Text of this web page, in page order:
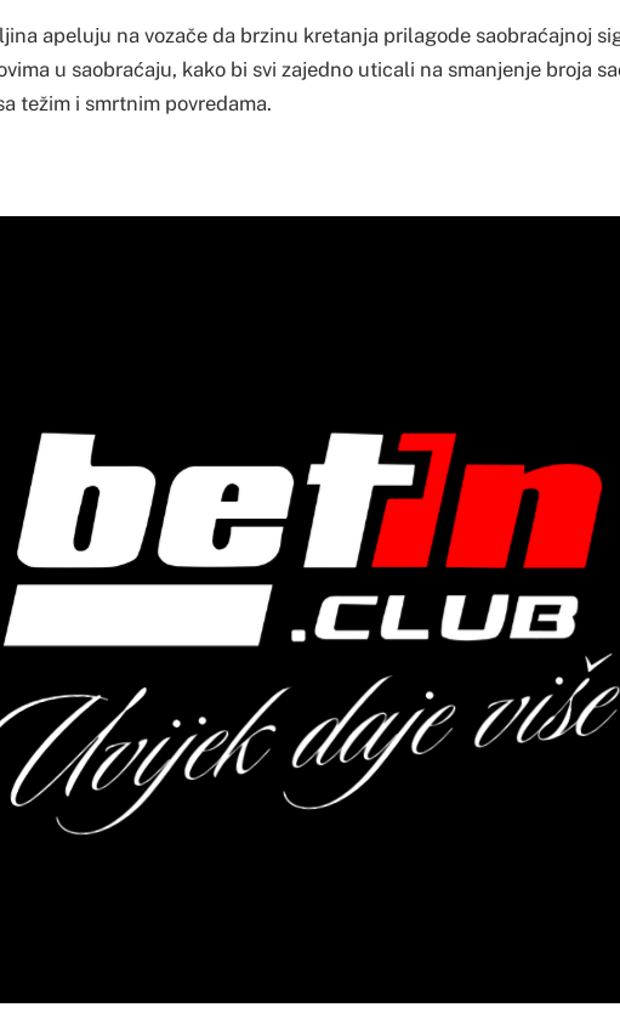
apeluju na vozače da brzinu kretanja prilagode saobraćajnoj
u saobraćaju, kako bi svi zajedno uticali na smanjenje broja
težim i smrtnim povredama.